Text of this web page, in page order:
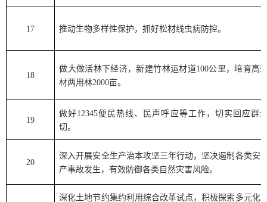
17 推动生物多样性保护，抓好松材线虫病防控。
18
做大做活林下经济，新建竹林运材道100公里，培育高
材两用林2000亩。
19
做好12345便民热线、民声呼应等工作，切实回应群
切。
20
深入开展安全生产治本攻坚三年行动，坚决遏制各类安
产事故发生，有效防御各类自然灾害风险。
深化土地节约集约利用综合改革试点，积极探索多元化